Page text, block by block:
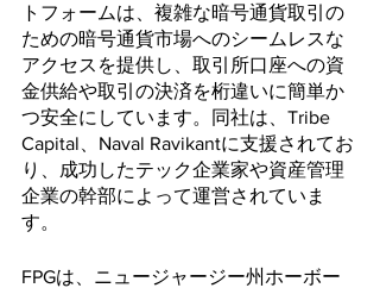
トフォームは、複雑な暗号通貨取引の
ための暗号通貨市場へのシームレスな
アクセスを提供し、取引所口座への資
金供給や取引の決済を桁違いに簡単か
つ安全にしています。同社は、Tribe
Capital、Naval Ravikantに支援されてお
り、成功したテック企業家や資産管理
企業の幹部によって運営されていま
す。
FPGは、ニュージャージー州ホーボー